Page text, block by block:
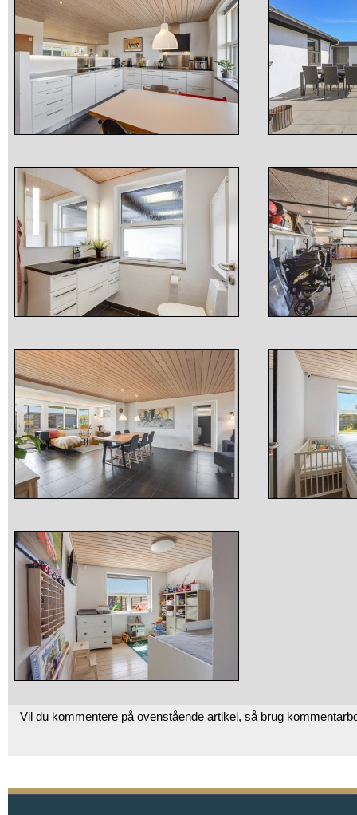
Vil du kommentere på ovenstående artikel, så brug